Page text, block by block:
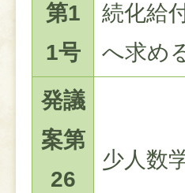
第1
1号
続化給
へ求め
発議
案第
26
少人数